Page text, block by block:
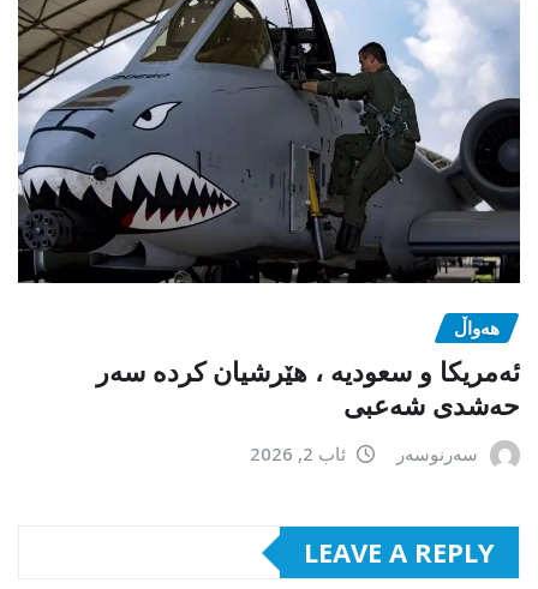
هەواڵ
ئەمریکا و سعودیە ، هێرشیان کردە سەر
حەشدی شەعبی
سەرنوسەر ئاب 2, 2026
LEAVE A REPLY